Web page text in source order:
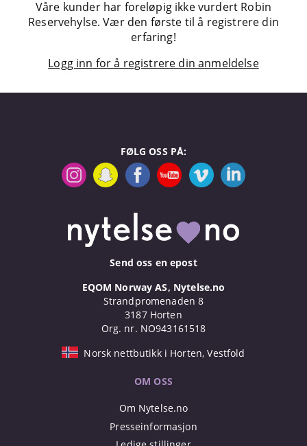
Våre kunder har foreløpig ikke vurdert Robin
Reservehylse. Vær den første til å registrere din
erfaring!
Logg inn for å registrere din anmeldelse
FØLG OSS PÅ:
Send oss en epost
EQOM Norway AS, Nytelse.no
Strandpromenaden 8
3187 Horten
Org. nr. NO943161518
Norsk nettbutikk i Horten, Vestfold
OM OSS
Om Nytelse.no
Presseinformasjon